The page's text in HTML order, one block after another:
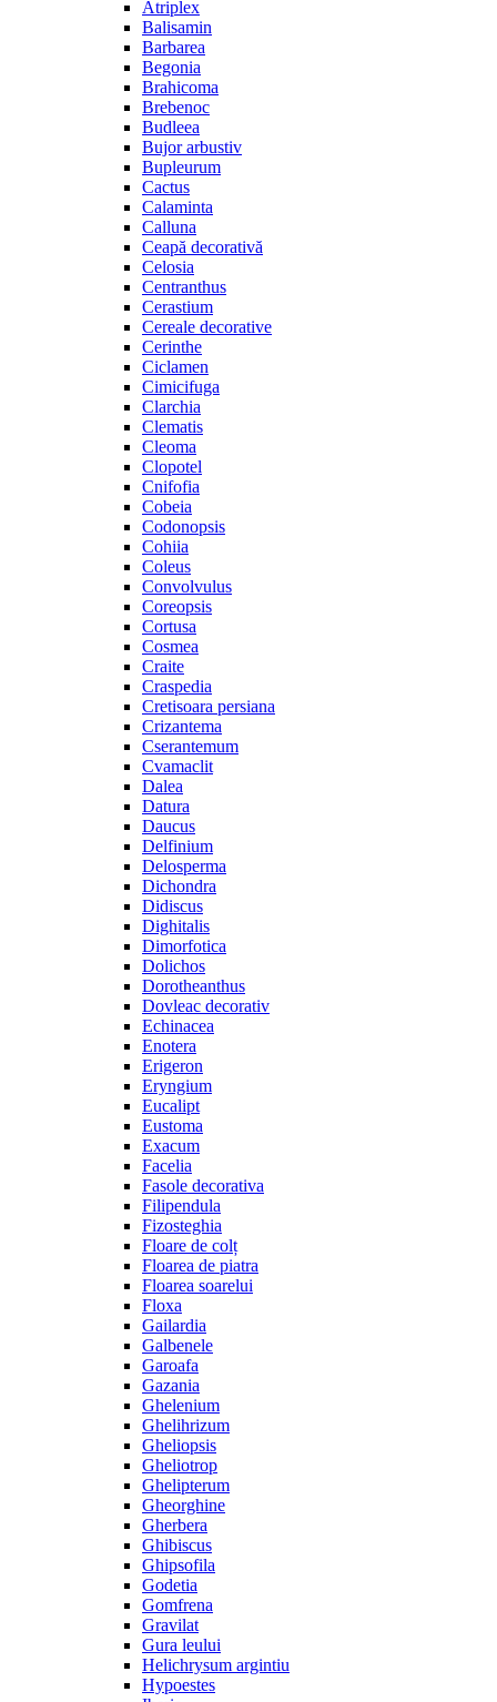
Atriplex
Balisamin
Barbarea
Begonia
Brahicoma
Brebenoc
Budleea
Bujor arbustiv
Bupleurum
Cactus
Calaminta
Calluna
Ceapă decorativă
Celosia
Centranthus
Cerastium
Cereale decorative
Cerinthe
Ciclamen
Cimicifuga
Clarchia
Clematis
Cleoma
Clopotel
Cnifofia
Cobeia
Codonopsis
Cohiia
Coleus
Convolvulus
Coreopsis
Cortusa
Cosmea
Craite
Craspedia
Cretisoara persiana
Crizantema
Cserantemum
Cvamaclit
Dalea
Datura
Daucus
Delfinium
Delosperma
Dichondra
Didiscus
Dighitalis
Dimorfotica
Dolichos
Dorotheanthus
Dovleac decorativ
Echinacea
Enotera
Erigeron
Eryngium
Eucalipt
Eustoma
Exacum
Facelia
Fasole decorativa
Filipendula
Fizosteghia
Floare de colț
Floarea de piatra
Floarea soarelui
Floxa
Gailardia
Galbenele
Garoafa
Gazania
Ghelenium
Ghelihrizum
Gheliopsis
Gheliotrop
Ghelipterum
Gheorghine
Gherbera
Ghibiscus
Ghipsofila
Godetia
Gomfrena
Gravilat
Gura leului
Helichrysum argintiu
Hypoestes